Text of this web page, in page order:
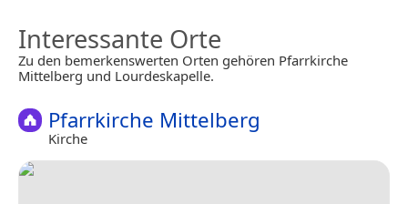
Interessante Orte
Zu den bemerkenswerten Orten gehören Pfarrkirche
Mittelberg und Lourdeskapelle.
Pfarrkirche Mittelberg
Kirche